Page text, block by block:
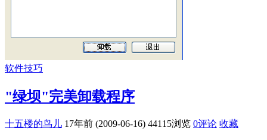
软件技巧
"绿坝"完美卸载程序
十五楼的鸟儿 17年前 (2009-06-16) 44115浏览 0评论 收藏